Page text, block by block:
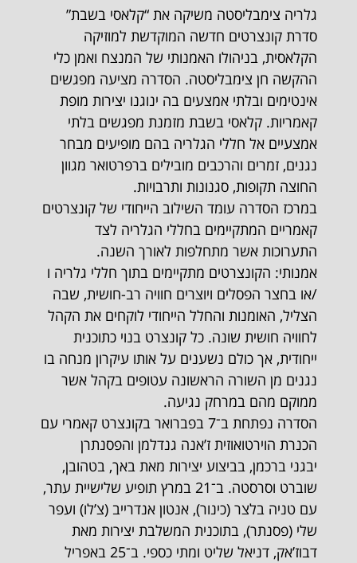
גלריה צימבליסטה משיקה את “קלאסי בשבת”
סדרת קונצרטים חדשה המוקדשת למוזיקה
הקלאסית, בניהולו האמנותי של המנצח ואמן כלי
ההקשה חן צימבליסטה. הסדרה מציעה מפגשים
אינטימים ובלתי אמצעים בה ינוגנו יצירות מופת
קאמריות. קלאסי בשבת מזמנת מפגשים בלתי
אמצעיים אל חללי הגלריה בהם מופיעים מבחר
נגנים, זמרים והרכבים מובילים ברפרטואר מגוון
החוצה תקופות, סגנונות ותרבויות.
במרכז הסדרה עומד השילוב הייחודי של קונצרטים
קאמריים המתקיימים בחללי הגלריה לצד
התערוכות אשר מתחלפות לאורך השנה.
אמנותי: הקונצרטים מתקיימים בתוך חללי גלריה ו
/או בחצר הפסלים ויוצרים חוויה רב-חושית, שבה
הצליל, האומנות והחלל הייחודי לוקחים את הקהל
לחוויה חושית שונה. כל קונצרט בנוי כתוכנית
ייחודית, אך כולם נשענים על אותו עיקרון מנחה בו
נגנים מן השורה הראשונה עטופים בקהל אשר
ממוקם מהם במרחק נגיעה.
הסדרה נפתחת ב־7 בפברואר בקונצרט קאמרי עם
הכנרת הוירטואוזית ז’אנה גנדלמן והפסנתרן
יבגני ברכמן, בביצוע יצירות מאת באך, בטהובן,
שוברט וסרסטה. ב־21 במרץ תופיע שלישיית עתר,
עם טניה בלצר (כינור), אנטון אנדרייב (צ’לו) ועפר
שלי (פסנתר), בתוכנית המשלבת יצירות מאת
דבוז’אק, דניאל שליט ומתי כספי. ב־25 באפריל